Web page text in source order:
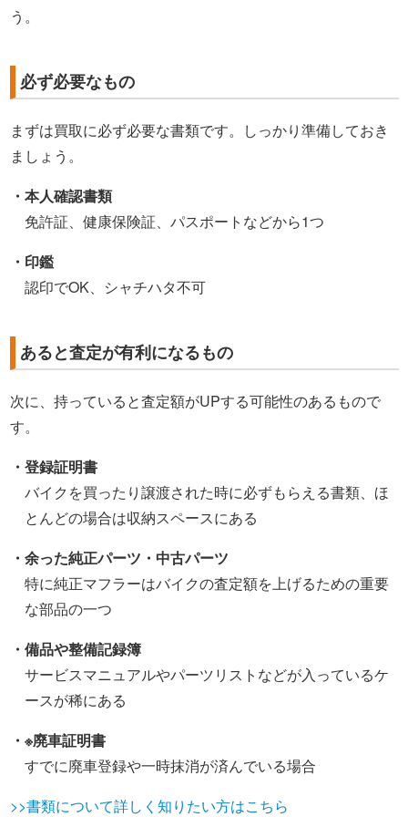
う。
必ず必要なもの
まずは買取に必ず必要な書類です。しっかり準備しておき
ましょう。
・本人確認書類
免許証、健康保険証、パスポートなどから1つ
・印鑑
認印でOK、シャチハタ不可
あると査定が有利になるもの
次に、持っていると査定額がUPする可能性のあるもので
す。
・登録証明書
バイクを買ったり譲渡された時に必ずもらえる書類、ほ
とんどの場合は収納スペースにある
・余った純正パーツ・中古パーツ
特に純正マフラーはバイクの査定額を上げるための重要
な部品の一つ
・備品や整備記録簿
サービスマニュアルやパーツリストなどが入っているケ
ースが稀にある
・※廃車証明書
すでに廃車登録や一時抹消が済んでいる場合
>>書類について詳しく知りたい方はこちら